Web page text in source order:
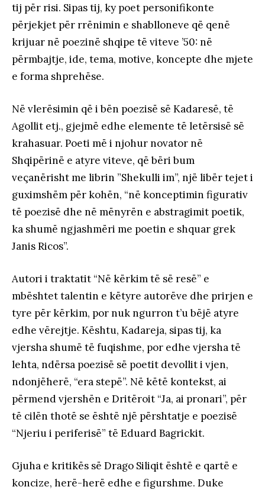
tij për risi. Sipas tij, ky poet personifikonte
përjekjet për rrënimin e shablloneve që qenë
krijuar në poezinë shqipe të viteve ’50: në
përmbajtje, ide, tema, motive, koncepte dhe mjete
e forma shprehëse.
Në vlerësimin që i bën poezisë së Kadaresë, të
Agollit etj., gjejmë edhe elemente të letërsisë së
krahasuar. Poeti më i njohur novator në
Shqipërinë e atyre viteve, që bëri bum
veçanërisht me librin ”Shekulli im”, një libër tejet i
guximshëm për kohën, “në konceptimin figurativ
të poezisë dhe në mënyrën e abstragimit poetik,
ka shumë ngjashmëri me poetin e shquar grek
Janis Ricos”.
Autori i traktatit “Në kërkim të së resë” e
mbështet talentin e këtyre autorëve dhe prirjen e
tyre për kërkim, por nuk ngurron t’u bëjë atyre
edhe vërejtje. Kështu, Kadareja, sipas tij, ka
vjersha shumë të fuqishme, por edhe vjersha të
lehta, ndërsa poezisë së poetit devollit i vjen,
ndonjëherë, “era stepë”. Në këtë kontekst, ai
përmend vjershën e Dritëroit “Ja, ai pronari”, për
të cilën thotë se është një përshtatje e poezisë
“Njeriu i periferisë” të Eduard Bagrickit.
Gjuha e kritikës së Drago Siliqit është e qartë e
koncize, herë-herë edhe e figurshme. Duke